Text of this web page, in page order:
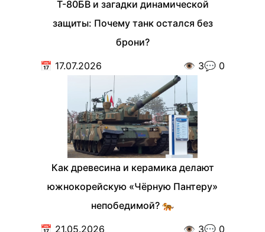
Т-80БВ и загадки динамической
защиты: Почему танк остался без
брони?
📅 17.07.2026 👁️ 3💬 0
Как древесина и керамика делают
южнокорейскую «Чёрную Пантеру»
непобедимой? 🐅
📅 21.05.2026 👁️ 3💬 0